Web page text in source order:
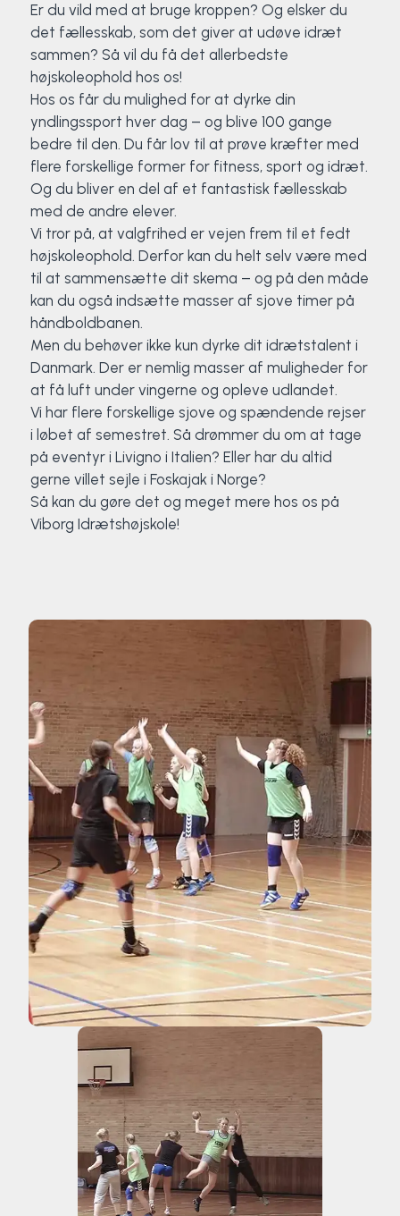
Er du vild med at bruge kroppen? Og elsker du
det fællesskab, som det giver at udøve idræt
sammen? Så vil du få det allerbedste
højskoleophold hos os!
Hos os får du mulighed for at dyrke din
yndlingssport hver dag – og blive 100 gange
bedre til den. Du får lov til at prøve kræfter med
flere forskellige former for fitness, sport og idræt.
Og du bliver en del af et fantastisk fællesskab
med de andre elever.
Vi tror på, at valgfrihed er vejen frem til et fedt
højskoleophold. Derfor kan du helt selv være med
til at sammensætte dit skema – og på den måde
kan du også indsætte masser af sjove timer på
håndboldbanen.
Men du behøver ikke kun dyrke dit idrætstalent i
Danmark. Der er nemlig masser af muligheder for
at få luft under vingerne og opleve udlandet.
Vi har flere forskellige sjove og spændende rejser
i løbet af semestret. Så drømmer du om at tage
på eventyr i Livigno i Italien? Eller har du altid
gerne villet sejle i Foskajak i Norge?
Så kan du gøre det og meget mere hos os på
Viborg Idrætshøjskole!